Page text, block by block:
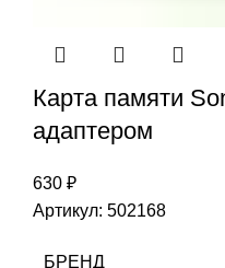
Карта памяти
адаптером
630 ₽
Артикул: 502168
БРЕНД